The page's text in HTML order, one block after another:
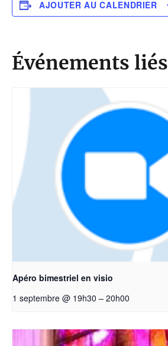
AJOUTER AU CALENDRIER
Événements liés
Apéro bimestriel en visio
1 septembre @ 19h30 – 20h00